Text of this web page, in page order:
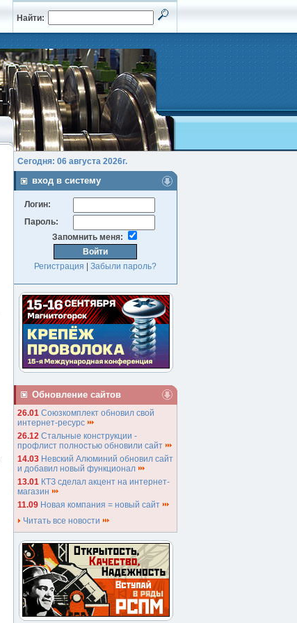
Найти:
Сегодня: 06 августа 2026г.
вход в систему
Логин:
Пароль:
Запомнить меня:
Регистрация Забыли пароль?
Обновление сайтов
26.01 Союзкомплект обновил свой
интернет-ресурс
26.12 Стальные конструкции -
профлист полностью обновили сайт
14.03 Невский Алюминий обновил сайт
и добавил новый функционал
13.01 КТЗ сделал акцент на интернет-
магазин
11.09 Новая компания = новый сайт
Читать все новости